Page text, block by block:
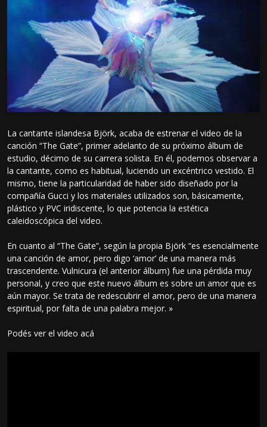
La cantante islandesa Björk, acaba de estrenar el video de la
canción “The Gate”, primer adelanto de su próximo álbum de
estudio, décimo de su carrera solista. En él, podemos observar a
la cantante, como es habitual, luciendo un excéntrico vestido. El
mismo, tiene la particularidad de haber sido diseñado por la
compañía Gucci y los materiales utilizados son, básicamente,
plástico y PVC iridiscente, lo que potencia la estética
caleidoscópica del video.
En cuanto al “The Gate”, según la propia Björk “es esencialmente
una canción de amor, pero digo ‘amor’ de una manera más
trascendente. Vulnicura (el anterior álbum) fue una pérdida muy
personal, y creo que este nuevo álbum es sobre un amor que es
aún mayor. Se trata de redescubrir el amor, pero de una manera
espiritual, por falta de una palabra mejor. »
Podés ver el video acá